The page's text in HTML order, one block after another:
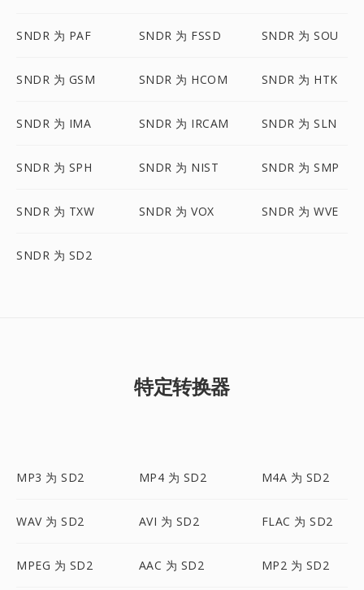
SNDR 为 PAF SNDR 为 FSSD SNDR 为 SOU
SNDR 为 GSM SNDR 为 HCOM SNDR 为 HTK
SNDR 为 IMA SNDR 为 IRCAM SNDR 为 SLN
SNDR 为 SPH SNDR 为 NIST SNDR 为 SMP
SNDR 为 TXW SNDR 为 VOX SNDR 为 WVE
SNDR 为 SD2
特定转换器
MP3 为 SD2 MP4 为 SD2 M4A 为 SD2
WAV 为 SD2 AVI 为 SD2 FLAC 为 SD2
MPEG 为 SD2 AAC 为 SD2 MP2 为 SD2